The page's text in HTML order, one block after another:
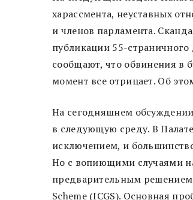
харассмента, неуставных
и членов парламента.
публикации 55-
сообщают, что обвинения в
момент все отрицает. Об
На сегодняшнем
в следующую среду. В
исключением, и
Но с вопиющими случаями
предварительным решением
Scheme (ICGS). Основная